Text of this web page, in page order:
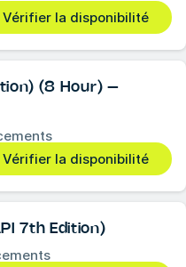
Vérifier la disponibilité
(8 Hour) –
Vérifier la disponibilité
7th Edition)